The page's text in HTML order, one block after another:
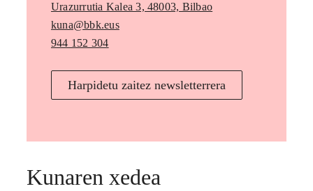
Urazurrutia Kalea 3, 48003, Bilbao
kuna@bbk.eus
944 152 304
Harpidetu zaitez newsletterrera
Kunaren xedea